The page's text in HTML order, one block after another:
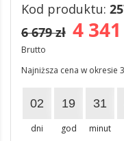
Kod produktu:
4 341
6 679 zł
Brutto
Najniższa cena w
02
dni
19
god
31
minut